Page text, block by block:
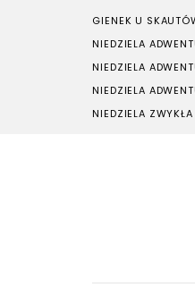
GIENEK U
NIEDZIELA
NIEDZIELA
NIEDZIELA
NIEDZIELA ZWYKŁA